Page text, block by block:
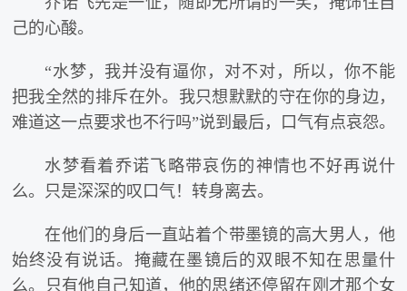
己的心酸。
“水梦，我并没有逼你，对不对，所以，你不能
把我全然的排斥在外。我只想默默的守在你的身边，
难道这一点要求也不行吗”说到最后，口气有点哀怨。
水梦看着乔诺飞略带哀伤的神情也不好再说什
么。只是深深的叹口气！转身离去。
在他们的身后一直站着个带墨镜的高大男人，他
始终没有说话。掩藏在墨镜后的双眼不知在思量什
么。只有他自己知道，他的思绪还停留在刚才那个女